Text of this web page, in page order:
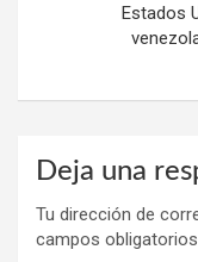
Estados
Deja una
Tu dirección de
campos